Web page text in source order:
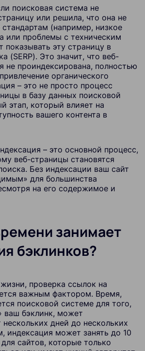
поисковая система не
или решила, что она не
стандартам (например, низкое
или проблемы с техническим
показывать эту страницу в
(SERP). Это значит, что веб-
не проиндексирована, полностью
органического
– это не просто процесс
в базу данных поисковой
этап, который влияет на
вашего контента в
– это основной процесс,
веб-страницы становятся
Без индексации ваш сайт
для большинства
на его содержимое и
занимает
бэклинков?
проверка ссылок на
важным фактором. Время,
поисковой системе для того,
ваш бэклинк, может
нескольких дней до нескольких
индексация может занять до 10
сайтов, которые только